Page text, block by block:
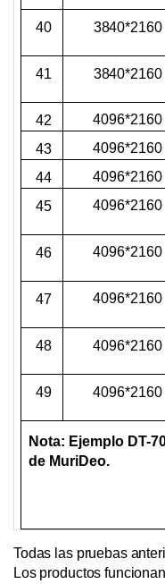
40 3840*2160
41 3840*2160
42 4096*2160
43
4096*2160
44
4096*2160
45
4096*2160
46 4096*2160
47 4096*2160
48 4096*2160
49 4096*2160
Nota: Ejemplo DT-
de MuriDeo.
Todas las pruebas
Los productos